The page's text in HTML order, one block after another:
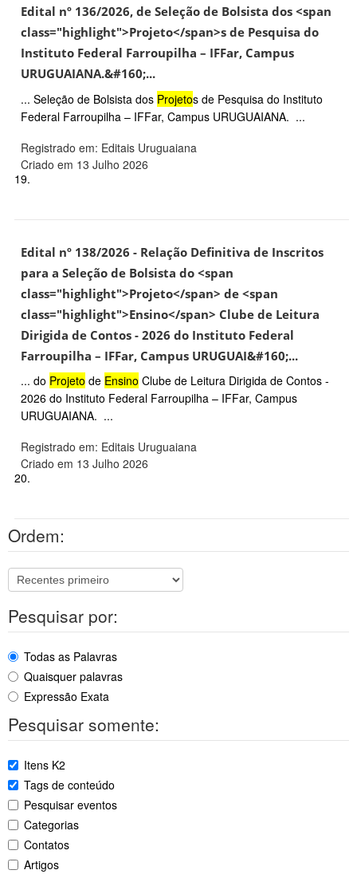
Edital nº 136/2026, de Seleção de Bolsista dos <span
class="highlight">Projeto</span>s de Pesquisa do
Instituto Federal Farroupilha – IFFar, Campus
URUGUAIANA.&#160;...
... Seleção de Bolsista dos Projetos de Pesquisa do Instituto
Federal Farroupilha – IFFar, Campus URUGUAIANA. ...
Registrado em: Editais Uruguaiana
Criado em 13 Julho 2026
19.
Edital nº 138/2026 - Relação Definitiva de Inscritos
para a Seleção de Bolsista do <span
class="highlight">Projeto</span> de <span
class="highlight">Ensino</span> Clube de Leitura
Dirigida de Contos - 2026 do Instituto Federal
Farroupilha – IFFar, Campus URUGUAI&#160;...
... do Projeto de Ensino Clube de Leitura Dirigida de Contos -
2026 do Instituto Federal Farroupilha – IFFar, Campus
URUGUAIANA. ...
Registrado em: Editais Uruguaiana
Criado em 13 Julho 2026
20.
Ordem:
Pesquisar por:
Todas as Palavras
Quaisquer palavras
Expressão Exata
Pesquisar somente:
Itens K2
Tags de conteúdo
Pesquisar eventos
Categorias
Contatos
Artigos